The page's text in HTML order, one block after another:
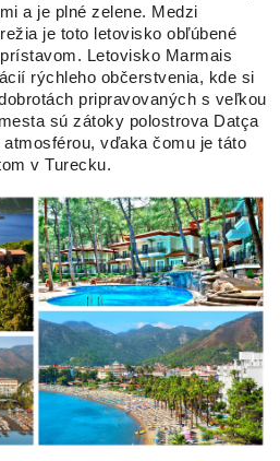
a je plné zelene. Medzi
je toto letovisko obľúbené
Letovisko Marmais
rýchleho občerstvenia, kde si
pripravovaných s veľkou
sú zátoky polostrova Datça
vďaka čomu je táto
v Turecku.